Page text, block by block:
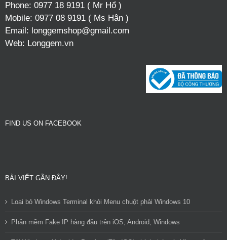
Phone: 0977 18 9191 ( Mr Hổ )
Mobile: 0977 08 9191 ( Ms Hân )
Email: longgemshop@gmail.com
Web: Longgem.vn
FIND US ON FACEBOOK
BÀI VIẾT GẦN ĐÂY!
Loại bỏ Windows Terminal khỏi Menu chuột phải Windows 10
Phần mềm Fake IP hàng đầu trên iOS, Android, Windows